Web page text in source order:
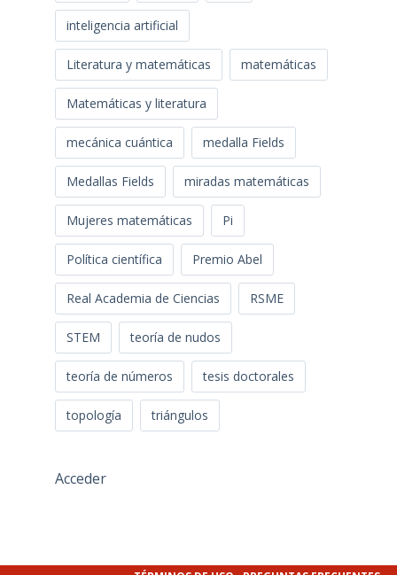
inteligencia artificial
Literatura y matemáticas matemáticas
Matemáticas y literatura
mecánica cuántica medalla Fields
Medallas Fields miradas matemáticas
Mujeres matemáticas Pi
Política científica Premio Abel
Real Academia de Ciencias RSME
STEM teoría de nudos
teoría de números tesis doctorales
topología triángulos
Acceder